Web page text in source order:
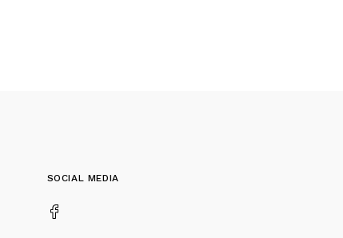
SOCIAL MEDIA